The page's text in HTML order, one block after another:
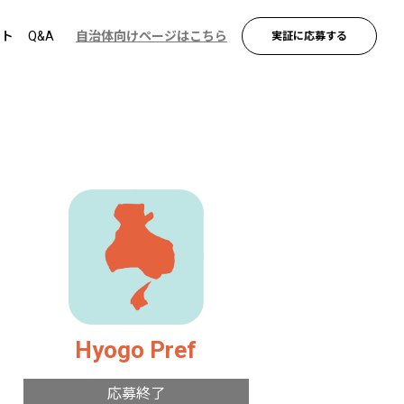
Q&A 自治体向けページはこちら 実証に応募する
Hyogo Pref
応募終了